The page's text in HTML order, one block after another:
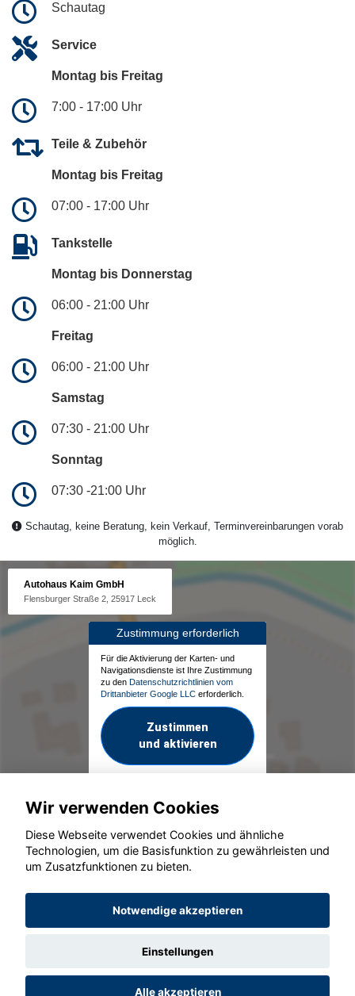
Schautag
Service
Montag bis Freitag
7:00 - 17:00 Uhr
Teile & Zubehör
Montag bis Freitag
07:00 - 17:00 Uhr
Tankstelle
Montag bis Donnerstag
06:00 - 21:00 Uhr
Freitag
06:00 - 21:00 Uhr
Samstag
07:30 - 21:00 Uhr
Sonntag
07:30 -21:00 Uhr
Schautag, keine Beratung, kein Verkauf, Terminvereinbarungen vorab
möglich.
Autohaus Kaim GmbH
Flensburger Straße 2, 25917 Leck
Zustimmung erforderlich
Für die Aktivierung der Karten- und
Navigationsdienste ist Ihre Zustimmung
zu den Datenschutzrichtlinien vom
Drittanbieter Google LLC erforderlich.
Zustimmen
und aktivieren
© konjunkturmotor.de GmbH 2020 - 2026
Wir verwenden Cookies
Diese Webseite verwendet Cookies und ähnliche
Technologien, um die Basisfunktion zu gewährleisten und
um Zusatzfunktionen zu bieten.
Notwendige akzeptieren
Einstellungen
Alle akzeptieren